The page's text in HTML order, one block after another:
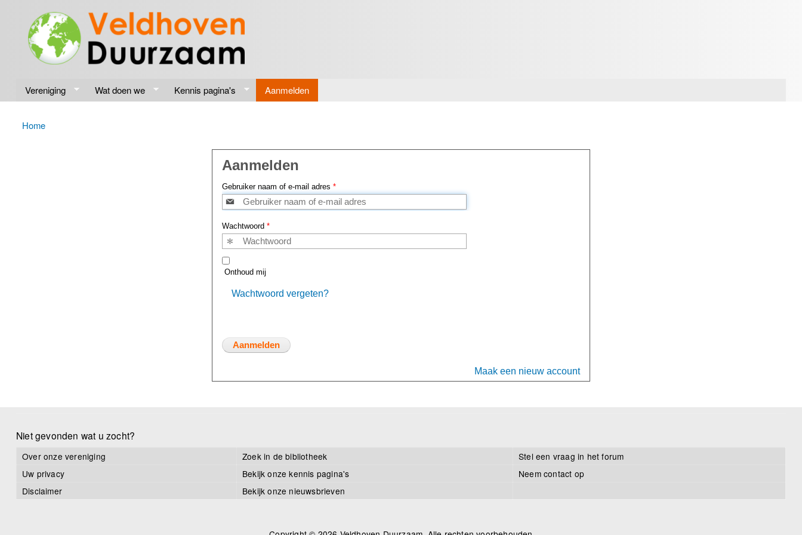
Veldhoven
Duurzaam
Energiek
naar de
toekomst
Vereniging Wat doen we Kennis pagina's Aanmelden
U bent hier
Home
Aanmelden
Gebruiker naam of e-mail adres *
Wachtwoord *
Onthoud mij
Wachtwoord vergeten?
Maak een nieuw account
Niet gevonden wat u zocht?
Over onze vereniging Zoek in de bibliotheek
Stel een vraag in het forum
Uw privacy
Bekijk onze kennis pagina's
Neem contact op
Disclaimer
Bekijk onze nieuwsbrieven